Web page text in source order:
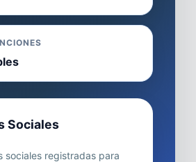
Sociales
sociales registradas para